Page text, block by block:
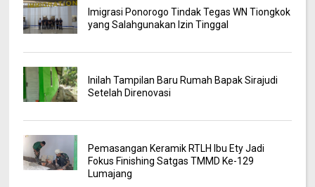
Imigrasi Ponorogo Tindak Tegas WN Tiongkok
yang Salahgunakan Izin Tinggal
Inilah Tampilan Baru Rumah Bapak Sirajudi
Setelah Direnovasi
Pemasangan Keramik RTLH Ibu Ety Jadi
Fokus Finishing Satgas TMMD Ke-129
Lumajang